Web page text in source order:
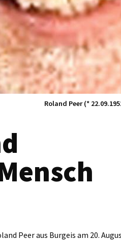
Roland Peer (*
Peer aus Burgeis am 20.